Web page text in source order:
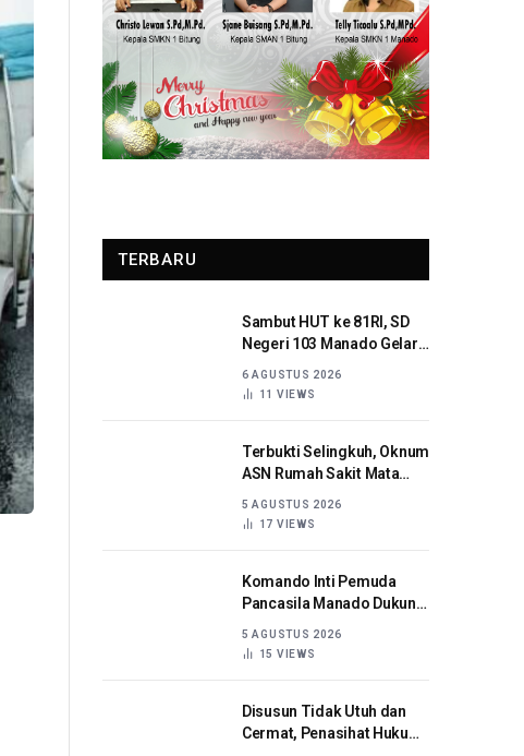
TERBARU
Sambut HUT ke 81RI, SD
Negeri 103 Manado Gelar
6 AGUSTUS 2026
11 VIEWS
Terbukti Selingkuh, Oknum
ASN Rumah Sakit Mata
Disiplin Berat
5 AGUSTUS 2026
17 VIEWS
Komando Inti Pemuda
Pancasila Manado Dukung
Korupsi
5 AGUSTUS 2026
15 VIEWS
Disusun Tidak Utuh dan
Cermat, Penasihat Hukum